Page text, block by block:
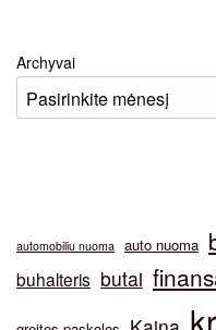
Archyvai
automobiliu nuoma auto nuoma
buhalteris butai